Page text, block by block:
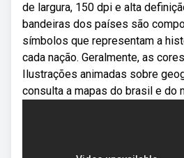
de largura, 150 dpi e alta
bandeiras dos países são
símbolos que representam a
cada nação. Geralmente, as
Ilustrações animadas sobre
consulta a mapas do brasil e do